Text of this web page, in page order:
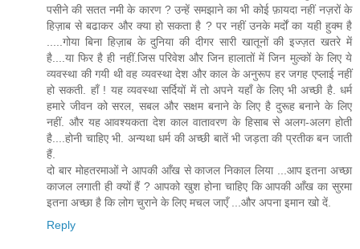
पसीने की सतत नमी के कारण ? उन्हें समझाने का भी कोई फ़ायदा नहीं नज़रों के
हिज़ाब से बढाकर और क्या हो सकता है ? पर नहीं उनके मर्दों का यही हुक्म है
.....गोया बिना हिज़ाब के दुनिया की दीगर सारी खातूनों की इज्ज़त खतरे में
है....या फिर है ही नहीं.जिस परिवेश और जिन हालातों में जिन मुल्कों के लिए ये
व्यवस्था की गयी थी वह व्यवस्था देश और काल के अनुरूप हर जगह एप्लाई नहीं
हो सकती. हाँ ! यह व्यवस्था सर्दियों में तो अपने यहाँ के लिए भी अच्छी है. धर्म
हमारे जीवन को सरल, सबल और सक्षम बनाने के लिए है दुरूह बनाने के लिए
नहीं. और यह आवश्यकता देश काल वातावरण के हिसाब से अलग-अलग होती
है....होनी चाहिए भी. अन्यथा धर्म की अच्छी बातें भी जड़ता की प्रतीक बन जाती
हैं.
दो बार मोहतरमाओं ने आपकी आँख से काजल निकाल लिया ...आप इतना अच्छा
काजल लगाती ही क्यों हैं ? आपको खुश होना चाहिए कि आपकी आँख का सुरमा
इतना अच्छा है कि लोग चुराने के लिए मचल जाएँ ...और अपना इमान खो दें.
Reply